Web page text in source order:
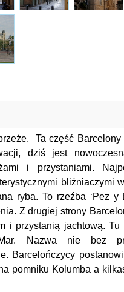
Ta część
dziś jest
i przystaniami.
bliźniaczymi
ryba. To rzeźba ‘Pez y
Z drugiej strony
i przystanią jachtową.
Nazwa nie bez
Barcelończycy
pomniku Kolumba a